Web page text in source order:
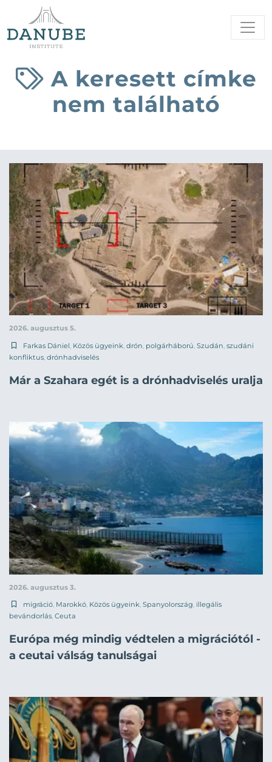
A keresett címke
nem található
2026. augusztus 5.
Farkas Dániel Közös ügyeink drón polgárháború Szudán szudáni
konfliktus drónhadviselés
Már a Szahara egét is a drónhadviselés uralja
2026. augusztus 3.
migráció Marokkó Közös ügyeink Spanyolország illegális
bevándorlás Ceuta
Európa még mindig védtelen a migrációtól -
a ceutai válság tanulságai